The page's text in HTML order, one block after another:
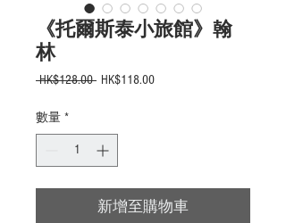
《托爾斯泰小旅館》翰
林
HK$128.00 一HK$118.00促
數量 *
新增至購物車